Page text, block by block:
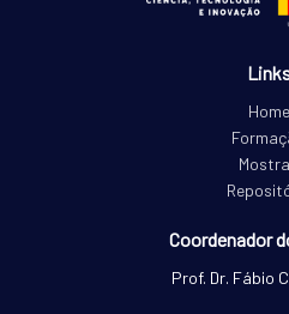
Home
Coordenador
Prof. Dr. Fábio